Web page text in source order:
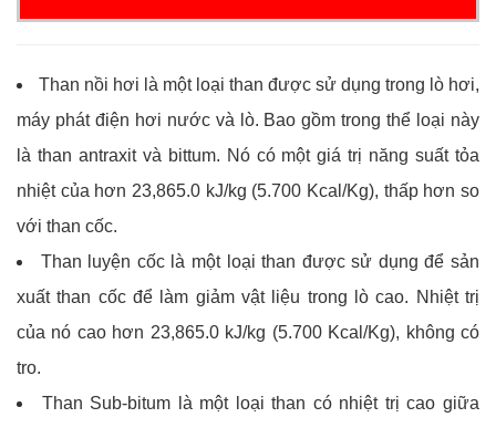
Than nồi hơi là một loại than được sử dụng trong lò hơi,
máy phát điện hơi nước và lò. Bao gồm trong thể loại này
là than antraxit và bittum. Nó có một giá trị năng suất tỏa
nhiệt của hơn 23,865.0 kJ/kg (5.700 Kcal/Kg), thấp hơn so
với than cốc.
Than luyện cốc là một loại than được sử dụng để sản
xuất than cốc để làm giảm vật liệu trong lò cao. Nhiệt trị
của nó cao hơn 23,865.0 kJ/kg (5.700 Kcal/Kg), không có
tro.
Than Sub-bitum là một loại than có nhiệt trị cao giữa